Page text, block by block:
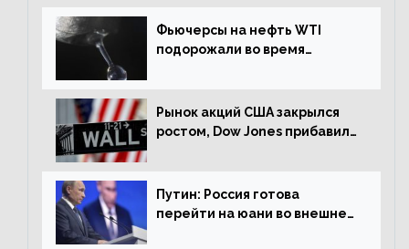
Фьючерсы на нефть WTI
подорожали во время
Рынок акций США закрылся
ростом, Dow Jones прибавил
Путин: Россия готова
перейти на юани во внешней